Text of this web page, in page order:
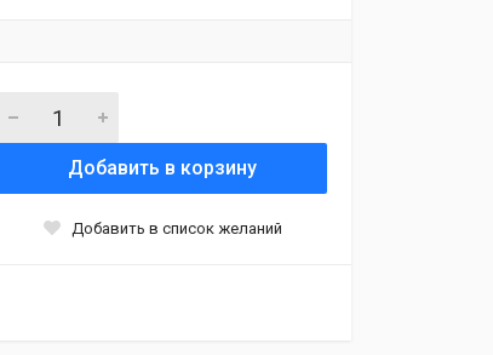
Добавить в корзину
Добавить в список желаний